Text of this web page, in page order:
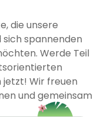
die unsere
sich spannenden
Werde Teil
Wir freuen
und gemeinsam